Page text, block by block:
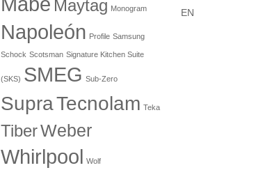
Maytag Monogram
Napoleón Profile Samsung
Schock Scotsman Signature Kitchen Suite
(SKS) SMEG Sub-Zero
SupraTecnolam Teka
TiberWeber
Whirlpool Wolf
EN